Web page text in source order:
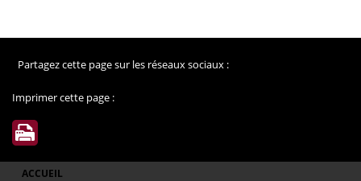
Partagez cette page sur les réseaux sociaux :
Imprimer cette page :
ACCUEIL